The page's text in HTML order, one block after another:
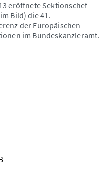
eröffnete Sektionschef
Bild) die 41.
der Europäischen
im Bundeskanzleramt.